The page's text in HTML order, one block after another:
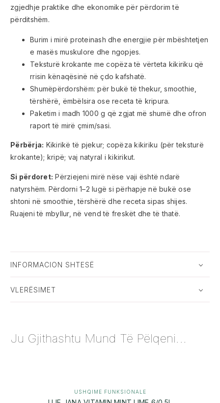
zgjedhje praktike dhe ekonomike për përdorim të
përditshëm.
Burim i mirë proteinash dhe energjie për mbështetjen
e masës muskulore dhe ngopjes.
Teksturë krokante me copëza të vërteta kikiriku që
rrisin kënaqësinë në çdo kafshatë.
Shumëpërdorshëm: për bukë të thekur, smoothie,
tërshërë, ëmbëlsira ose receta të kripura.
Paketim i madh 1000 g që zgjat më shumë dhe ofron
raport të mirë çmim/sasi.
Përbërja: Kikirikë të pjekur; copëza kikiriku (për teksturë
krokante); kripë; vaj natyral i kikirikut.
Si përdoret: Përziejeni mirë nëse vaji është ndarë
natyrshëm. Përdorni 1–2 lugë si përhapje në bukë ose
shtoni në smoothie, tërshërë dhe receta sipas shijes.
Ruajeni të mbyllur, në vend të freskët dhe të thatë.
INFORMACION SHTESË
VLERËSIMET
Ju Gjithashtu Mund Të Pëlqeni...
USHQIME FUNKSIONALE